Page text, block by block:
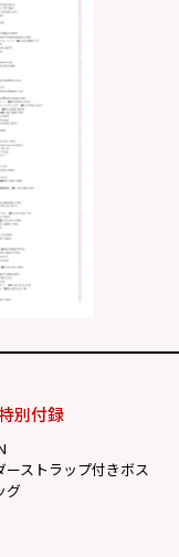
別付録
ーストラップ付きボス
グ